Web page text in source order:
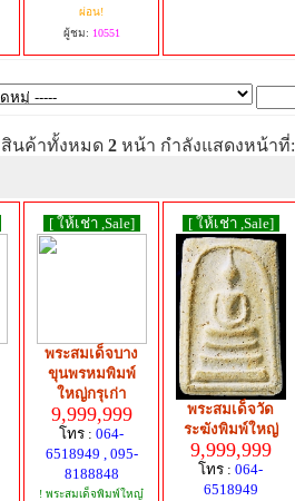
ผ่อน!
ผู้ชม: 10551
สินค้าทั้งหมด 2หน้า กำลังแสดงหน้าที่:
[ ให้เช่า ,Sale]
พระสมเด็จบาง
ขุนพรหมพิมพ์
ใหญ่กรุเก่า
9,999,999
โทร : 064-
6518949 , 095-
8188848
! พระสมเด็จพิมพ์ใหญ๋
[ ให้เช่า ,Sale]
พระสมเด็จวัด
ระฆังพิมพ์ใหญ่
9,999,999
โทร : 064-
6518949